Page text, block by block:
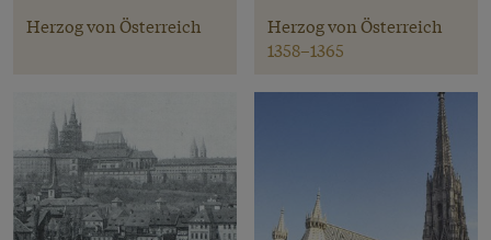
Herzog von Österreich
Herzog von Österreich
1358–1365